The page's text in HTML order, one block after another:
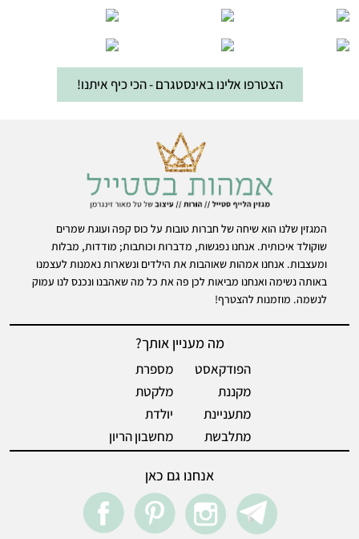
הצטרפו אלינו באינסטגרם - הכי כיף איתנו!
המגזין שלנו הוא שיחה של חברות טובות על כוס קפה ועוגת שמרים
שוקולד איכותית. אנחנו נפגשות, מדברות וכותבות; מודדות, מבלות
ומעצבות. אנחנו אמהות שאוהבות את הילדים ונשארות נאמנות לעצמנו
באותה נשימה ואנחנו מביאות לכן פה את כל מה שאהבנו ונכנס לנו עמוק
לנשמה. מוזמנות להצטרף!
מה מעניין אותך?
הפודקאסט
מקננת
מתעניינת
מתלבשת
מספרת
מלקטת
יולדת
מחשבון הריון
אנחנו גם כאן
Telegram
instegram
pintrest